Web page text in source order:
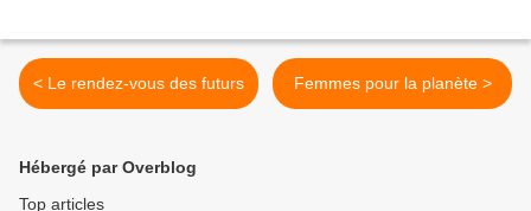
< Le rendez-vous des futurs Femmes pour la planète >
Hébergé par Overblog
Top articles